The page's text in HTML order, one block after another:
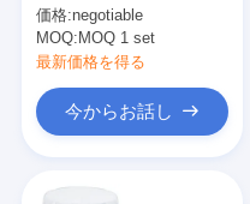
寿命
価格:negotiable
MOQ: MOQ 1 set
最新価格を得る
今からお話し